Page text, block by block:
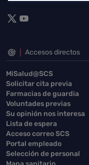
Accesos directos
MiSalud@SCS
Solicitar cita previa
Farmacias de guardia
Voluntades previas
Su opinión nos interesa
Lista de espera
Acceso correo SCS
Portal empleado
Selección de personal